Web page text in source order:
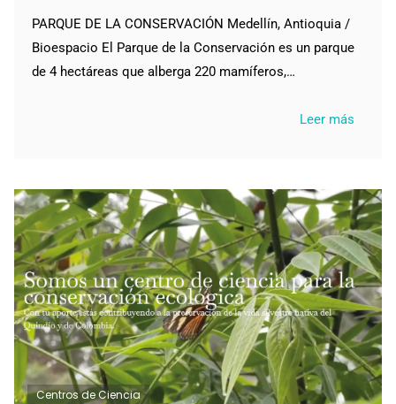
PARQUE DE LA CONSERVACIÓN Medellín, Antioquia /
Bioespacio El Parque de la Conservación es un parque
de 4 hectáreas que alberga 220 mamíferos,…
Leer más
Centros de Ciencia